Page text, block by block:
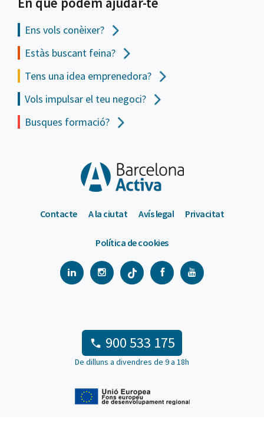
Ens vols conèixer?
Estàs buscant feina?
Tens una idea emprenedora?
Vols impulsar el teu negoci?
Busques formació?
Contacte A la ciutat Avís legal Privacitat
Política de cookies
900 533 175
De dilluns a divendres de 9 a 18h